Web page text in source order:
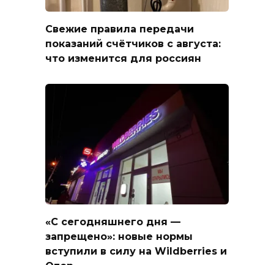
Свежие правила передачи
показаний счётчиков с августа:
что изменится для россиян
«С сегодняшнего дня —
запрещено»: новые нормы
вступили в силу на Wildberries и